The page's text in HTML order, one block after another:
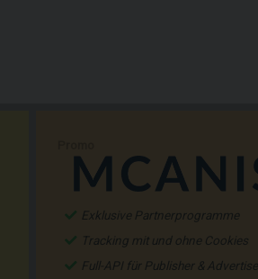
Exklusive Partnerprogramme
Tracking mit und ohne Cookies
Full-API für Publisher &